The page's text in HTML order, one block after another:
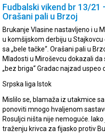
Fudbalski vikend br 13/21
Orašani pali u Brzoj
Brukanje Vlasine nastavljeno i u
u komšijskom derbiju u
sa „bele tačke“. Orašani pali u
Mladosti u Miroševcu dokazali
„bez briga“ Gradac najzad uspeo
Srpska liga Istok
Mislilo se, blamaža iz utakmice
ponoviti mnogo hvaljenom
Rosuljci ništa nije nemoguće.
traženju krivca za fijasko protiv